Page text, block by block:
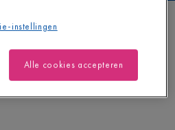
instellingen
Alle cookies accepteren